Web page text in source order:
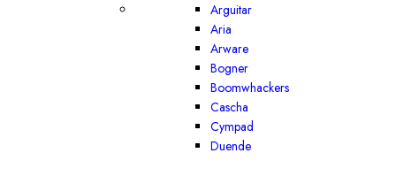
Arguitar
Aria
Arware
Bogner
Boomwhackers
Cascha
Cympad
Duende